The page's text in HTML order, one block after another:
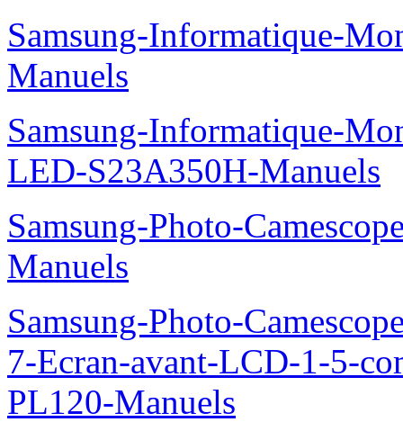
Samsung-Informatique-
Manuels
Samsung-Informatique-
LED-S23A350H-Manuels
Samsung-Photo-
Manuels
Samsung-Photo-
7-Ecran-avant-LCD-1-5-
PL120-Manuels